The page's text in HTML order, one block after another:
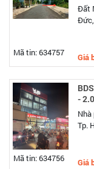
Mã tin: 634757
Đất
Đức,
Giá
Mã tin: 634756
-
Nhà
Tp.
Giá